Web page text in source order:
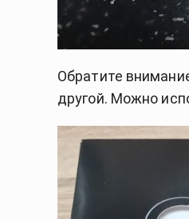
Обратите
другой. Можно